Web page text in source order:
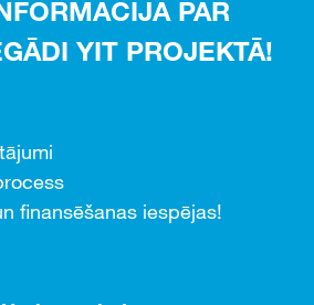
PAR
YIT PROJEKTĀ!
finansēšanas iespējas!